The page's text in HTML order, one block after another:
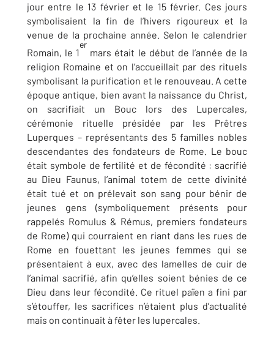
jour entre le 13 février et le 15 février. Ces jours
symbolisaient la fin de l’hivers rigoureux et la
venue de la prochaine année. Selon le calendrier
Romain, le 1
er
mars était le début de l’année de la
religion Romaine et on l’accueillait par des rituels
symbolisant la purification et le renouveau. A cette
époque antique, bien avant la naissance du Christ,
on sacrifiait un Bouc lors des Lupercales,
cérémonie rituelle présidée par les Prêtres
Luperques – représentants des 5 familles nobles
descendantes des fondateurs de Rome. Le bouc
était symbole de fertilité et de fécondité : sacrifié
au Dieu Faunus, l’animal totem de cette divinité
était tué et on prélevait son sang pour bénir de
jeunes gens (symboliquement présents pour
rappelés Romulus & Rémus, premiers fondateurs
de Rome) qui courraient en riant dans les rues de
Rome en fouettant les jeunes femmes qui se
présentaient à eux, avec des lamelles de cuir de
l’animal sacrifié, afin qu’elles soient bénies de ce
Dieu dans leur fécondité. Ce rituel païen a fini par
s’étouffer, les sacrifices n’étaient plus d’actualité
mais on continuait à fêter les lupercales.